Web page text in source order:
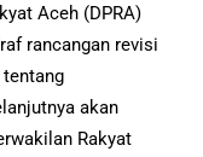
Aceh (DPRA)
rancangan revisi
tentang
akan
Rakyat